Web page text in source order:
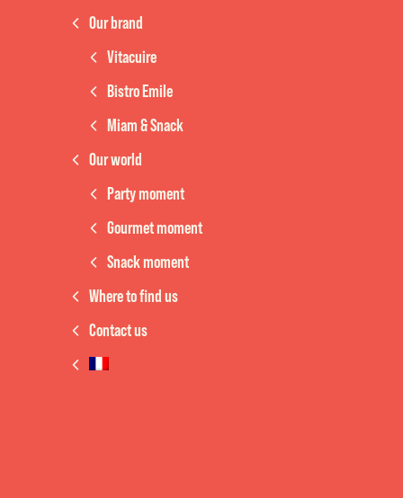
Our brand
Vitacuire
Bistro Emile
Miam & Snack
Our world
Party moment
Gourmet moment
Snack moment
Where to find us
Contact us